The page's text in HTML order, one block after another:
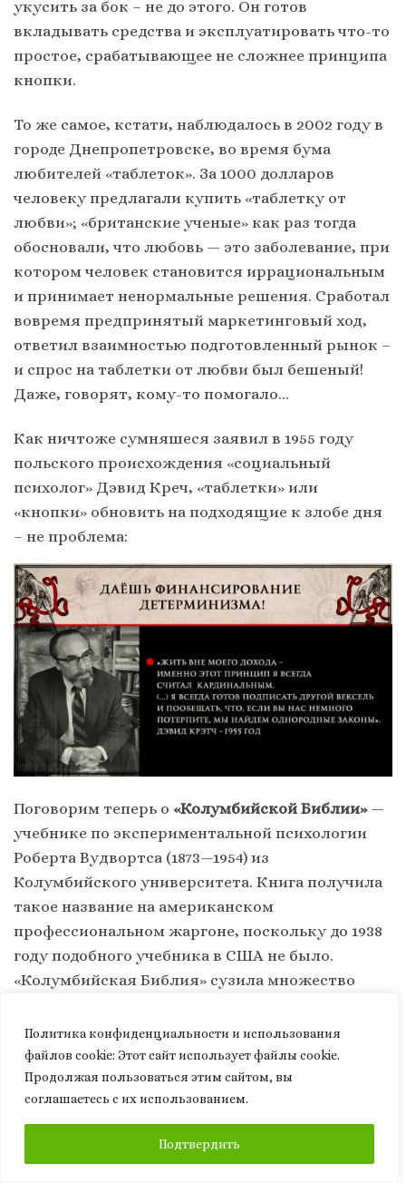
Политика конфиденциальности и использования
файлов сookie: Этот сайт использует файлы cookie.
Продолжая пользоваться этим сайтом, вы
соглашаетесь с их использованием.
Подтвердить
укусить за бок – не до этого. Он готов
вкладывать средства и эксплуатировать что-то
простое, срабатывающее не сложнее принципа
кнопки.
То же самое, кстати, наблюдалось в 2002 году в
городе Днепропетровске, во время бума
любителей «таблеток». За 1000 долларов
человеку предлагали купить «таблетку от
любви»; «британские ученые» как раз тогда
обосновали, что любовь — это заболевание, при
котором человек становится иррациональным
и принимает ненормальные решения. Сработал
вовремя предпринятый маркетинговый ход,
ответил взаимностью подготовленный рынок –
и спрос на таблетки от любви был бешеный!
Даже, говорят, кому-то помогало…
Как ничтоже сумняшеся заявил в 1955 году
польского происхождения «социальный
психолог» Дэвид Креч, «таблетки» или
«кнопки» обновить на подходящие к злобе дня
– не проблема:
Поговорим теперь о «Колумбийской Библии»—
учебнике по экспериментальной психологии
Роберта Вудвортса (1873—1954) из
Колумбийского университета. Книга получила
такое название на американском
профессиональном жаргоне, поскольку до 1938
году подобного учебника в США не было.
«Колумбийская Библия» сузила множество
приведя их к одной и только одной законной
форме. А чтобы никто об этом не догадался,
была создана специальная предпосылка: в
какой бы книжный магазин ни зашли
новоиспеченные студенты в поисках данного
учебника, везде их ждало одно и то же